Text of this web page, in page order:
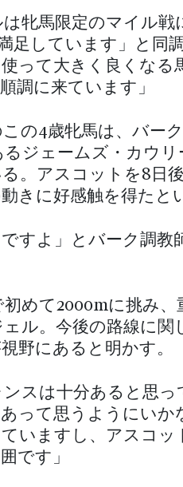
牝馬限定のマイル戦
足しています」と同
って大きく良くなる
調に来ています」
の4歳牝馬は、バー
ジェームズ・カウリ
。アスコットを8日
きに好感触を得たと
すよ」とバーク調教
めて2000mに挑み、
ル。今後の路線に関
野にあると明かす。
ンスは十分あると思
って思うようにいか
いますし、アスコッ
です」